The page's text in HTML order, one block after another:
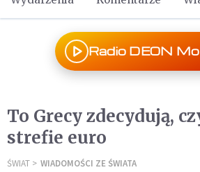
Radio DEON
To Grecy zdecydują,
strefie euro
ŚWIAT WIADOMOŚCI ZE ŚWIATA